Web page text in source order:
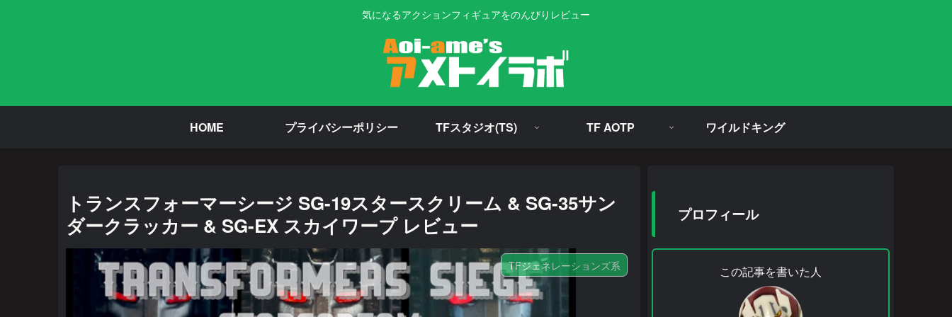
気になるアクションフィギュアをのんびりレビュー
HOME プライバシーポリシー TFスタジオ(TS) TF AOTP ワイルドキング
トランスフォーマーシージ SG-19スタースクリーム & SG-35サン
ダークラッカー & SG-EX スカイワープ レビュー
TFジェネレーションズ系
プロフィール
この記事を書いた人